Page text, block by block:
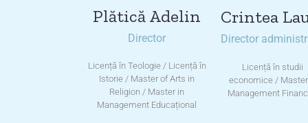
Plătică Adelin
Director
Licență în Teologie / Licență în
Istorie / Master of Arts in
Religion / Master in
Management Educațional
Crintea
Director
Licență în studii
economice /
Management